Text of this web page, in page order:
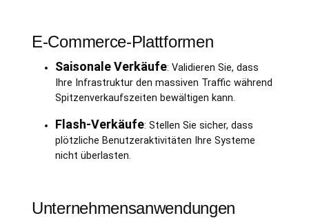
E-Commerce-Plattformen
Saisonale Verkäufe: Validieren Sie, dass
Ihre Infrastruktur den massiven Traffic während
Spitzenverkaufszeiten bewältigen kann.
Flash-Verkäufe: Stellen Sie sicher, dass
plötzliche Benutzeraktivitäten Ihre Systeme
nicht überlasten.
Unternehmensanwendungen